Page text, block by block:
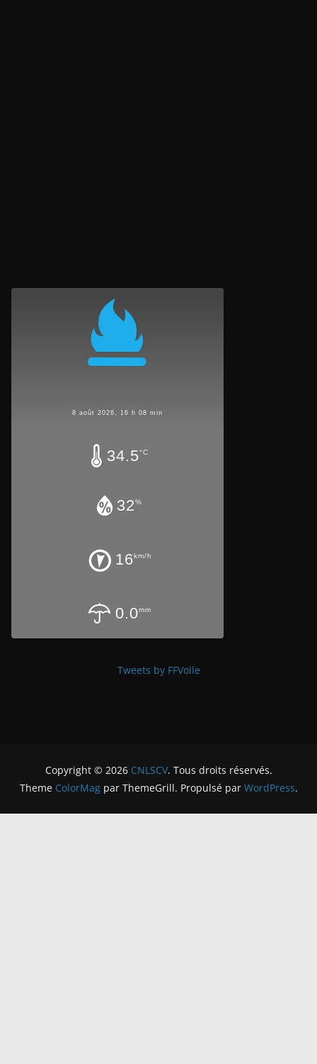
8 août 2026, 16 h 08 min
34.5°C
32%
16km/h
0.0mm
Tweets by FFVoile
Copyright © 2026 CNLSCV. Tous droits réservés.
Theme ColorMagpar ThemeGrill. Propulsé par WordPress.